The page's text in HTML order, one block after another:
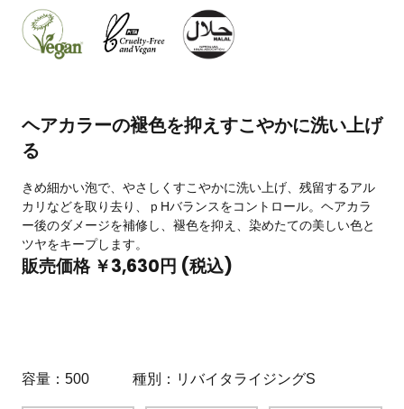
ヘアカラーの褪色を抑えすこやかに洗い上げ
る
きめ細かい泡で、やさしくすこやかに洗い上げ、残留するアル
カリなどを取り去り、ｐHバランスをコントロール。ヘアカラ
ー後のダメージを補修し、褪色を抑え、染めたての美しい色と
ツヤをキープします。
販売価格 ￥3,630円 (税込)
容量 500 種別 リバイタライジングS